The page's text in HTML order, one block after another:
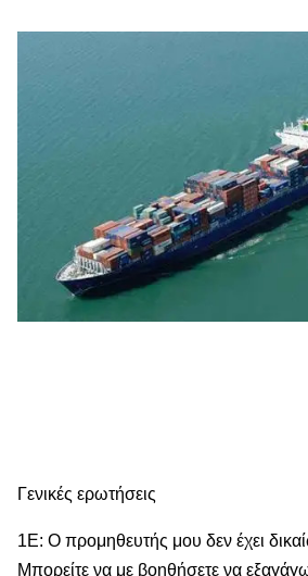
Γενικές ερωτήσεις
1Ε: Ο προμηθευτής μου δεν έχει
Μπορείτε να με βοηθήσετε να